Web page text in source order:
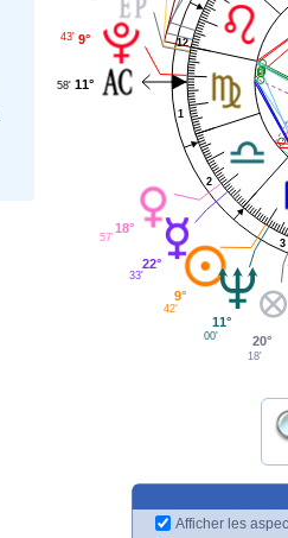
1
2
3
12
9°
43'
11°
58'
18°
57'
22°
33'
9°
42'
11°
00' 20°
18'
Afficher les